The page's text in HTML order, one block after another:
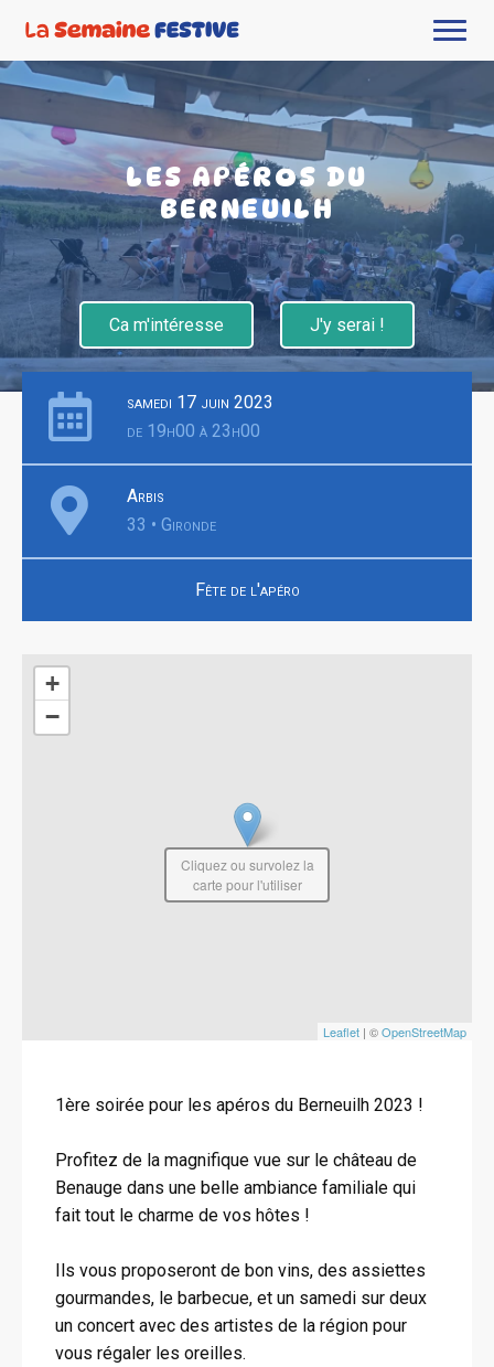
LES APÉROS DU
BERNEUILH
Ca m'intéresse J'y serai !
samedi 17 juin 2023
de 19h00 à 23h00
Arbis
33 • Gironde
Fête de l'apéro
+
−
Leaflet | ©OpenStreetMap
Cliquez ou survolez la
carte pour l'utiliser
1ère soirée pour les apéros du Berneuilh 2023 !
Profitez de la magnifique vue sur le château de
Benauge dans une belle ambiance familiale qui
fait tout le charme de vos hôtes !
Ils vous proposeront de bon vins, des assiettes
gourmandes, le barbecue, et un samedi sur deux
un concert avec des artistes de la région pour
vous régaler les oreilles.